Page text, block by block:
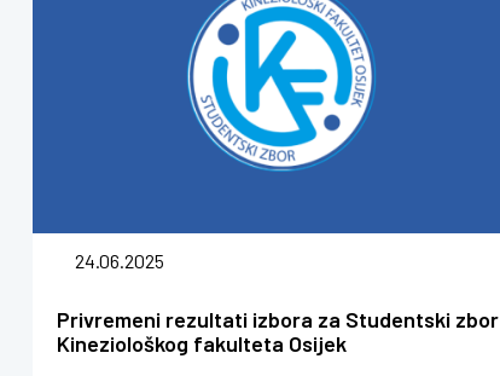
24.06.2025
Privremeni rezultati izbora za Studentski zbor
Kineziološkog fakulteta Osijek